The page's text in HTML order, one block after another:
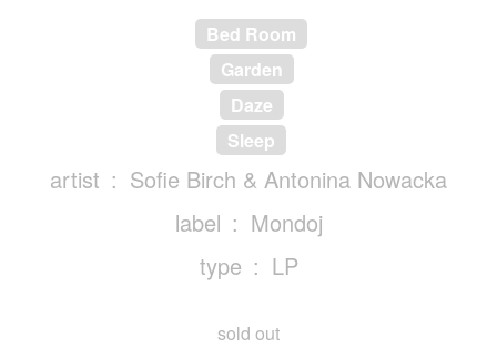
Bed Room
Garden
Daze
Sleep
artist
Sofie Birch & Antonina Nowacka
label
Mondoj
type
LP
sold out